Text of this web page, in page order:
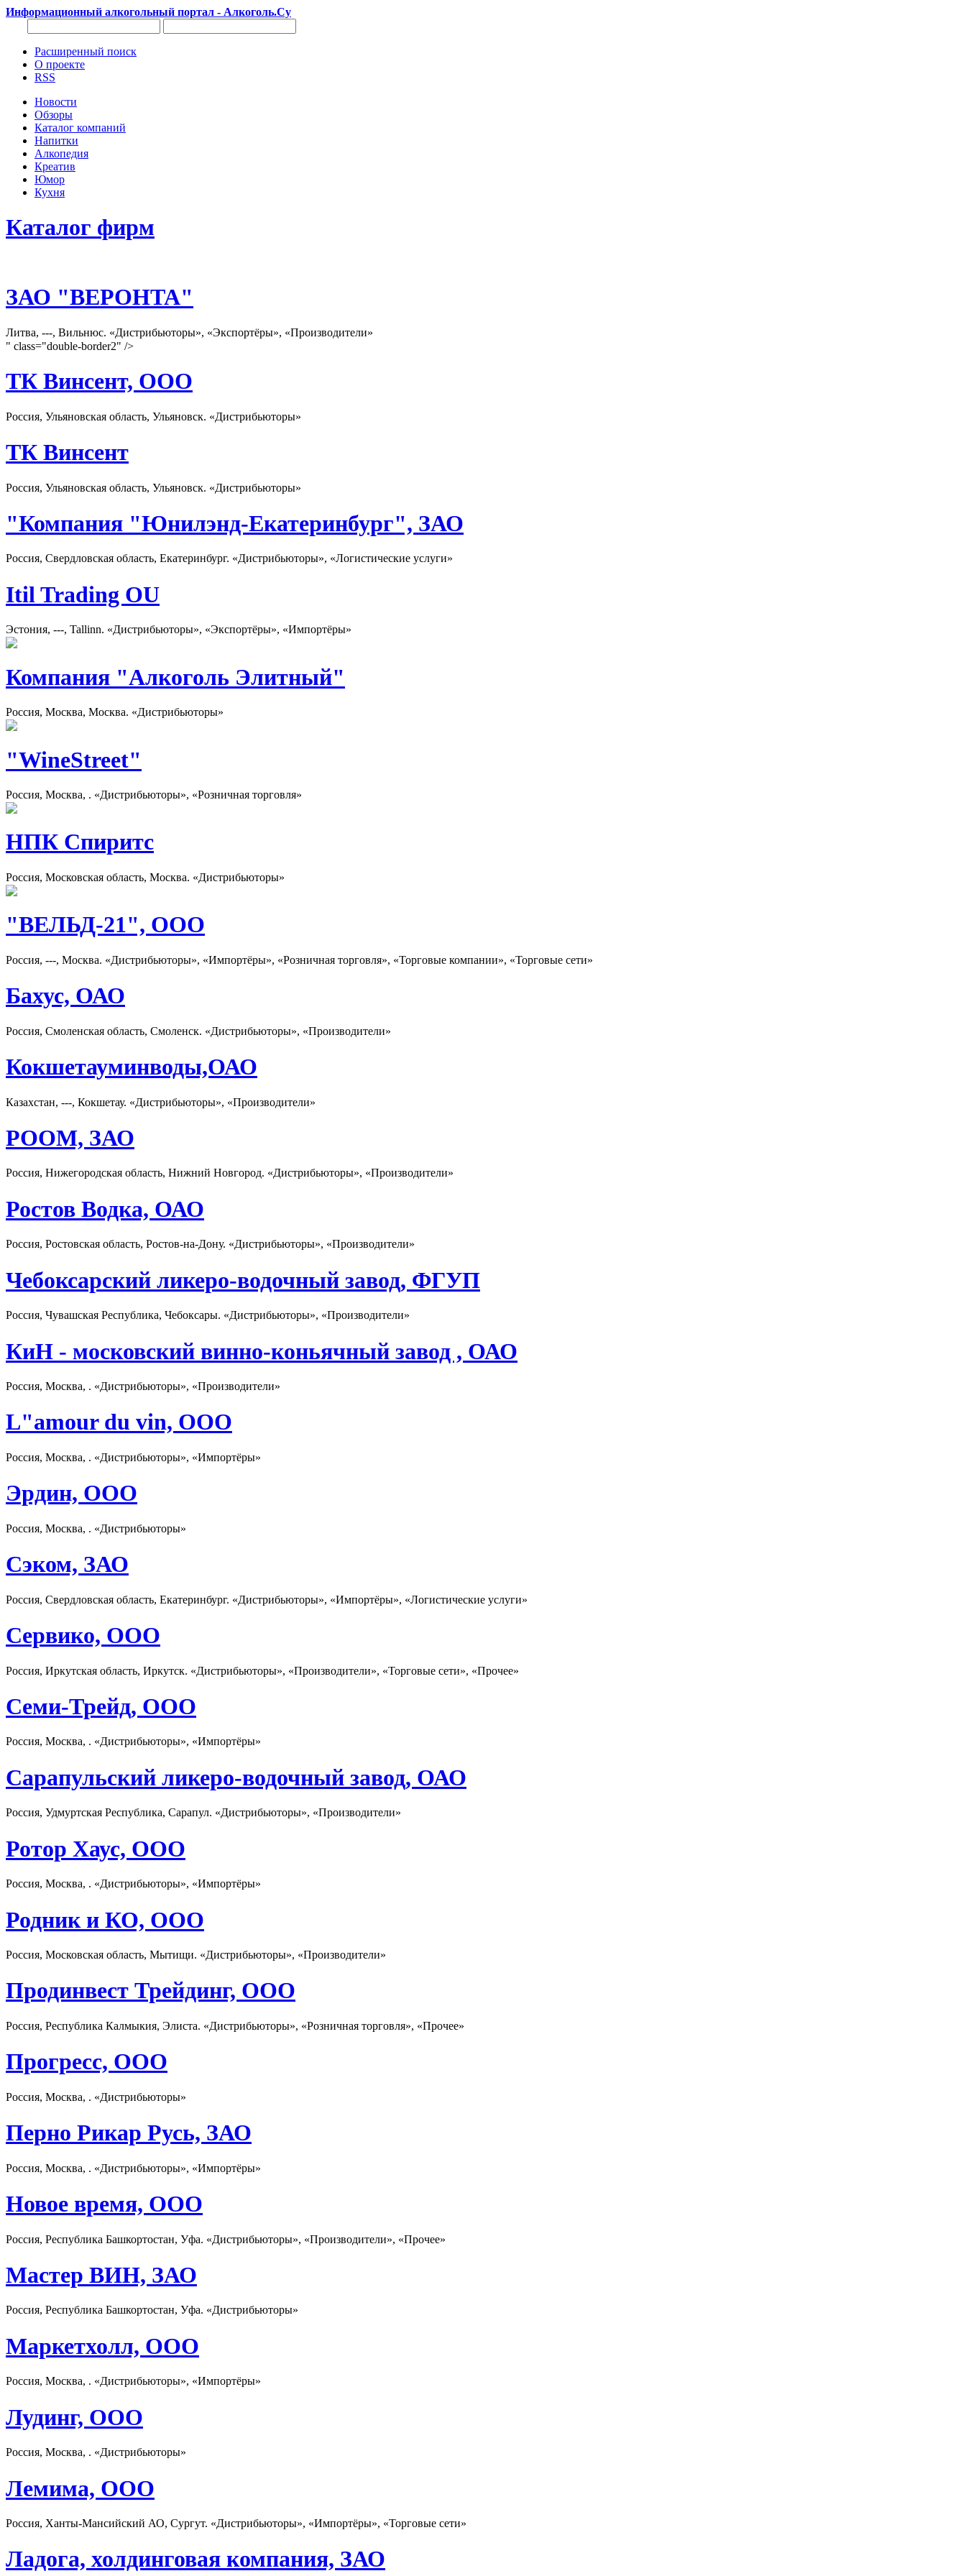
Информационный алкогольный портал - Алкоголь.Су
Расширенный поиск
О проекте
RSS
Новости
Обзоры
Каталог компаний
Напитки
Алкопедия
Креатив
Юмор
Кухня
Каталог фирм
ЗАО "ВЕРОНТА"
Литва, ---, Вильнюс. «Дистрибьюторы», «Экспортёры», «Производители»
" class="double-border2" />
ТК Винсент, ООО
Россия, Ульяновская область, Ульяновск. «Дистрибьюторы»
ТК Винсент
Россия, Ульяновская область, Ульяновск. «Дистрибьюторы»
"Компания "Юнилэнд-Екатеринбург", ЗАО
Россия, Свердловская область, Екатеринбург. «Дистрибьюторы», «Логистические услуги»
Itil Trading OU
Эстония, ---, Tallinn. «Дистрибьюторы», «Экспортёры», «Импортёры»
Компания "Алкоголь Элитный"
Россия, Москва, Москва. «Дистрибьюторы»
"WineStreet"
Россия, Москва, . «Дистрибьюторы», «Розничная торговля»
НПК Спиритс
Россия, Московская область, Москва. «Дистрибьюторы»
"ВЕЛЬД-21", ООО
Россия, ---, Москва. «Дистрибьюторы», «Импортёры», «Розничная торговля», «Торговые компании», «Торговые сети»
Бахус, ОАО
Россия, Смоленская область, Смоленск. «Дистрибьюторы», «Производители»
Кокшетауминводы,ОАО
Казахстан, ---, Кокшетау. «Дистрибьюторы», «Производители»
РООМ, ЗАО
Россия, Нижегородская область, Нижний Новгород. «Дистрибьюторы», «Производители»
Ростов Водка, ОАО
Россия, Ростовская область, Ростов-на-Дону. «Дистрибьюторы», «Производители»
Чебоксарский ликеро-водочный завод, ФГУП
Россия, Чувашская Республика, Чебоксары. «Дистрибьюторы», «Производители»
КиН - московский винно-коньячный завод , ОАО
Россия, Москва, . «Дистрибьюторы», «Производители»
L"amour du vin, ООО
Россия, Москва, . «Дистрибьюторы», «Импортёры»
Эрдин, ООО
Россия, Москва, . «Дистрибьюторы»
Сэком, ЗАО
Россия, Свердловская область, Екатеринбург. «Дистрибьюторы», «Импортёры», «Логистические услуги»
Сервико, ООО
Россия, Иркутская область, Иркутск. «Дистрибьюторы», «Производители», «Торговые сети», «Прочее»
Семи-Трейд, ООО
Россия, Москва, . «Дистрибьюторы», «Импортёры»
Сарапульский ликеро-водочный завод, ОАО
Россия, Удмуртская Республика, Сарапул. «Дистрибьюторы», «Производители»
Ротор Хаус, ООО
Россия, Москва, . «Дистрибьюторы», «Импортёры»
Родник и КО, ООО
Россия, Московская область, Мытищи. «Дистрибьюторы», «Производители»
Продинвест Трейдинг, ООО
Россия, Республика Калмыкия, Элиста. «Дистрибьюторы», «Розничная торговля», «Прочее»
Прогресс, ООО
Россия, Москва, . «Дистрибьюторы»
Перно Рикар Русь, ЗАО
Россия, Москва, . «Дистрибьюторы», «Импортёры»
Новое время, ООО
Россия, Республика Башкортостан, Уфа. «Дистрибьюторы», «Производители», «Прочее»
Мастер ВИН, ЗАО
Россия, Республика Башкортостан, Уфа. «Дистрибьюторы»
Маркетхолл, ООО
Россия, Москва, . «Дистрибьюторы», «Импортёры»
Лудинг, ООО
Россия, Москва, . «Дистрибьюторы»
Лемима, ООО
Россия, Ханты-Мансийский АО, Сургут. «Дистрибьюторы», «Импортёры», «Торговые сети»
Ладога, холдинговая компания, ЗАО